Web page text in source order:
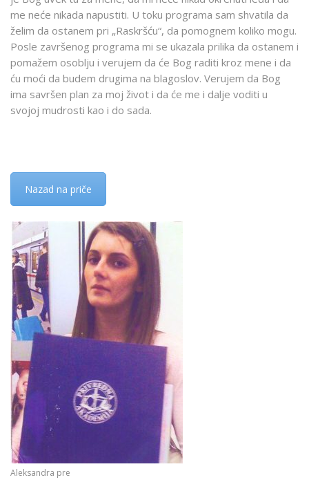
me neće nikada napustiti. U toku programa sam shvatila da
želim da ostanem pri „Raskršću“, da pomognem koliko mogu.
Posle završenog programa mi se ukazala prilika da ostanem i
pomažem osoblju i verujem da će Bog raditi kroz mene i da
ću moći da budem drugima na blagoslov. Verujem da Bog
ima savršen plan za moj život i da će me i dalje voditi u
svojoj mudrosti kao i do sada.
Nazad na priče
Aleksandra pre